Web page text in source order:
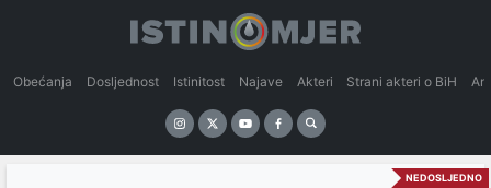
Obećanja Dosljednost Istinitost Najave Akteri Strani akteri o BiH
NEDOSLJEDNO